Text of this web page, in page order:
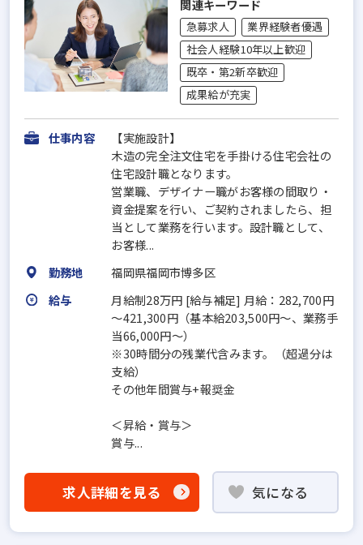
関連キーワード
急募求人
業界経験者優遇
社会人経験10年以上歓迎
既卒・第2新卒歓迎
成果給が充実
仕事内容
【実施設計】
木造の完全注文住宅を手掛ける住宅会社の
住宅設計職となります。
営業職、デザイナー職がお客様の間取り・
資金提案を行い、ご契約されましたら、担
当として業務を行います。設計職として、
お客様...
勤務地
福岡県福岡市博多区
給与
月給制28万円 [給与補足] 月給：282,700円
～421,300円（基本給203,500円～、業務手
当66,000円～）
※30時間分の残業代含みます。（超過分は
支給）
その他年間賞与+報奨金
＜昇給・賞与＞
賞与...
求人詳細を見る 気になる